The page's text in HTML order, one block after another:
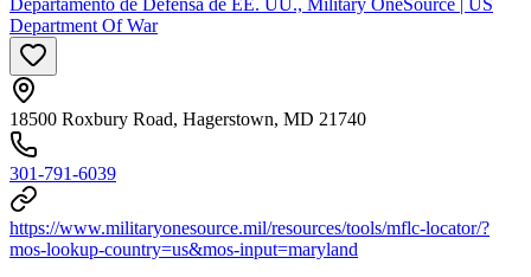
Department Of War
18500 Roxbury Road, Hagerstown, MD 21740
301-791-6039
https://www.militaryonesource.mil/resources/tools/mflc-locator/?
mos-lookup-country=us&mos-input=maryland